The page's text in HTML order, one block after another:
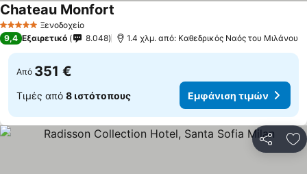
5 Αστέρια Ξενοδοχείο
Chateau Monfort
9,4 Εξαιρετικό 8.048 1.4 χλμ. από: Καθεδρικός Ναός του Μιλάνου
Από 351 €
Τιμές από 8 ιστότοπους Εμφάνιση τιμών